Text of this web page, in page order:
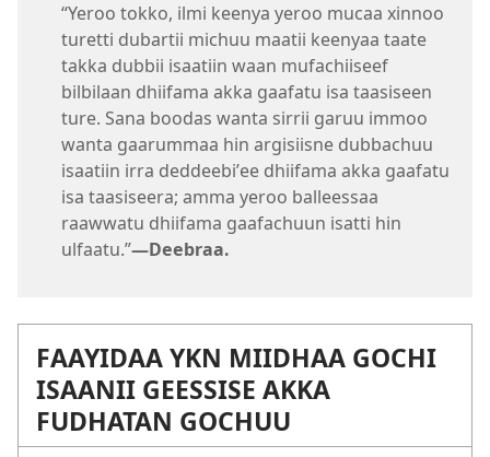
“Yeroo tokko, ilmi keenya yeroo mucaa xinnoo
turetti dubartii michuu maatii keenyaa taate
takka dubbii isaatiin waan mufachiiseef
bilbilaan dhiifama akka gaafatu isa taasiseen
ture. Sana boodas wanta sirrii garuu immoo
wanta gaarummaa hin argisiisne dubbachuu
isaatiin irra deddeebiʼee dhiifama akka gaafatu
isa taasiseera; amma yeroo balleessaa
raawwatu dhiifama gaafachuun isatti hin
ulfaatu.”—Deebraa.
FAAYIDAA YKN MIIDHAA GOCHI
ISAANII GEESSISE AKKA
FUDHATAN GOCHUU